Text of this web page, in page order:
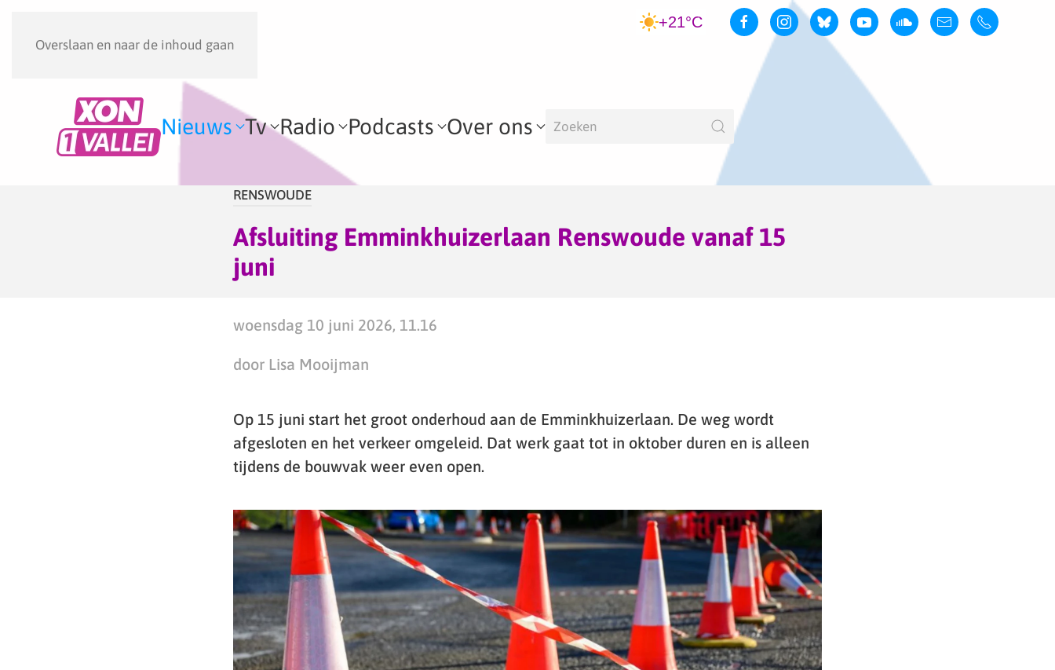
Overslaan en naar de inhoud gaan
+21°C
Nieuws Tv Radio Podcasts Over ons
RENSWOUDE
Afsluiting Emminkhuizerlaan Renswoude vanaf 15
juni
woensdag 10 juni 2026, 11.16
door Lisa Mooijman
Op 15 juni start het groot onderhoud aan de Emminkhuizerlaan. De weg wordt
afgesloten en het verkeer omgeleid. Dat werk gaat tot in oktober duren en is alleen
tijdens de bouwvak weer even open.